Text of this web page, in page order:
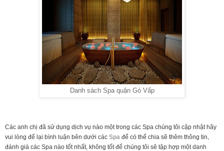
Danh sách Spa quận Gò Vấp
Các anh chị đã sử dụng dịch vụ nào một trong các Spa chúng tôi cập nhật hãy
vui lòng để lại bình luận bên dưới các Spa để có thể chia sẽ thêm thông tin,
đánh giá các Spa nào tốt nhất, không tốt để chúng tôi sẽ tập hợp một danh